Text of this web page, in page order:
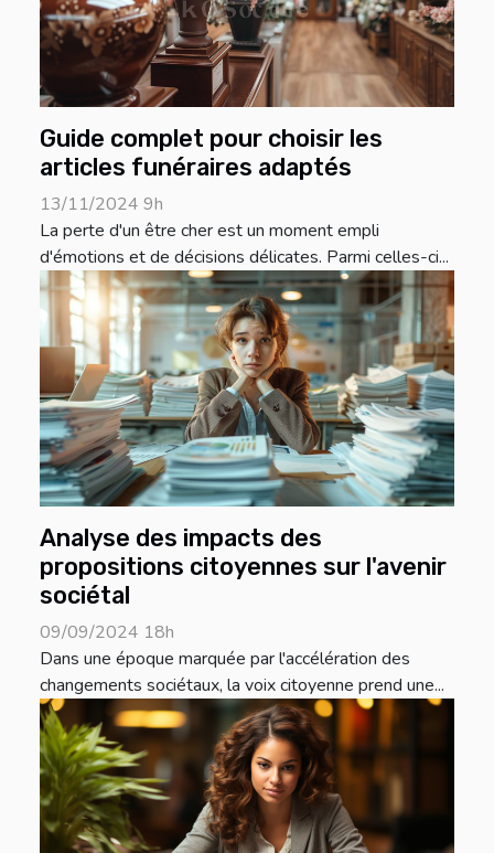
Guide complet pour choisir les
articles funéraires adaptés
13/11/2024 9h
La perte d'un être cher est un moment empli
d'émotions et de décisions délicates. Parmi celles-ci...
Analyse des impacts des
propositions citoyennes sur l'avenir
sociétal
09/09/2024 18h
Dans une époque marquée par l'accélération des
changements sociétaux, la voix citoyenne prend une...